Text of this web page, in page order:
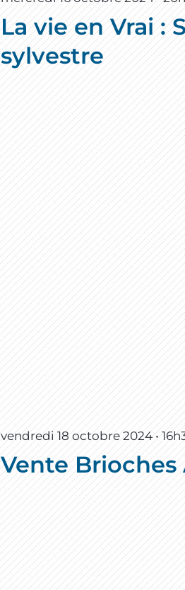
La vie en Vrai :
sylvestre
vendredi 18 octobre 2024 •
Vente Brioches